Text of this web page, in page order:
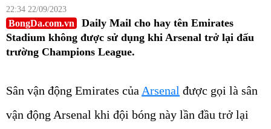
22:34 22/09/2023
BongDa.com.vn
Daily Mail cho hay tên Emirates
Stadium không được sử dụng khi Arsenal trở lại đấu
trường Champions League.
Sân vận động Emirates của Arsenal được gọi là sân
vận động Arsenal khi đội bóng này lần đầu trở lại